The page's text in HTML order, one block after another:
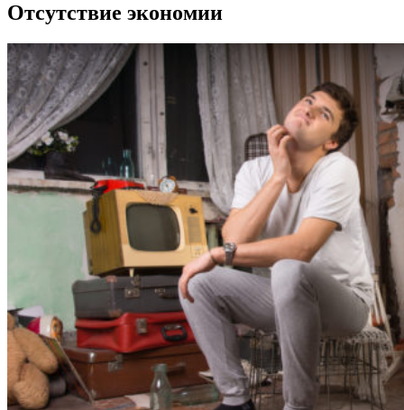
Отсутствие экономии